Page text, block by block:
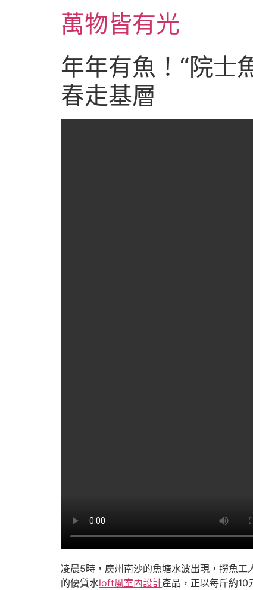
萬物皆有光
年年有魚！“院士
春走基層
凌晨5時，廣州南沙的魚塘水波出現，撈魚
的優質水loft風室內設計產品，正以每斤約10